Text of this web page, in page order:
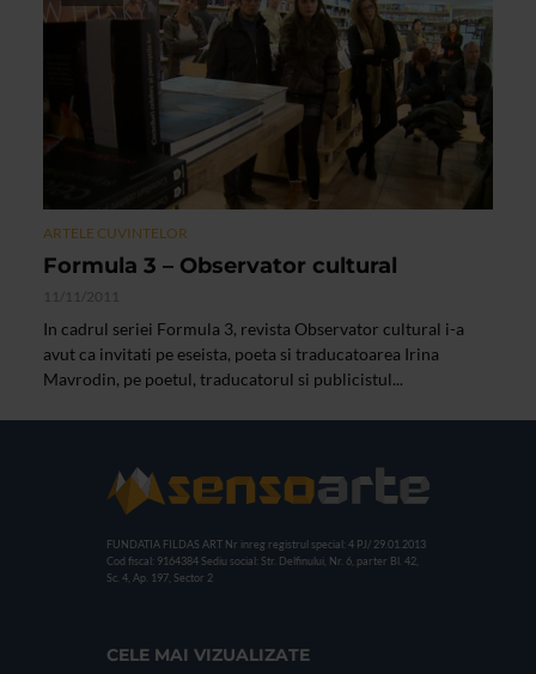
ARTELE CUVINTELOR
Formula 3 – Observator cultural
11/11/2011
In cadrul seriei Formula 3, revista Observator cultural i-a
avut ca invitati pe eseista, poeta si traducatoarea Irina
Mavrodin, pe poetul, traducatorul si publicistul...
FUNDATIA FILDAS ART Nr inreg registrul special: 4 PJ/ 29.01.2013
Cod fiscal: 9164384 Sediu social: Str. Delfinului, Nr. 6, parter Bl. 42,
Sc. 4, Ap. 197, Sector 2
CELE MAI VIZUALIZATE